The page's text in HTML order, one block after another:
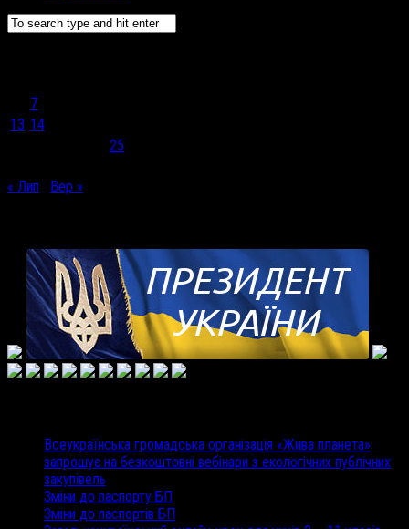
7
13 14
25
« Лип
Вер »
Всеукраїнська громадська організація «Жива планета»
запрошує на безкоштовні вебінари з екологічних публічних
закупівель
Зміни до паспорту БП
Зміни до паспортів БП